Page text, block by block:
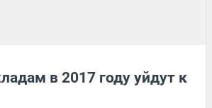
в 2017 году уйдут к